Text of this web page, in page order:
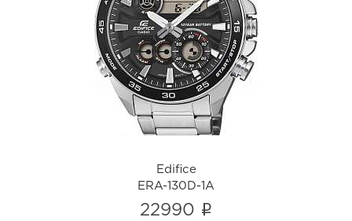
Edifice
ERA-130D-1A
i
Edifice
ERA-130D-1A
22990 i